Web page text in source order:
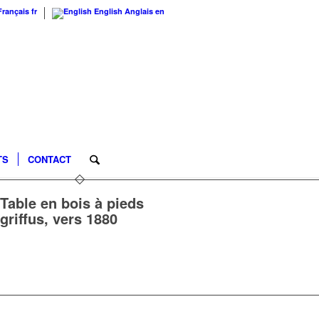
fr English Anglais en
CONTACT
Table en bois à pieds
griffus, vers 1880